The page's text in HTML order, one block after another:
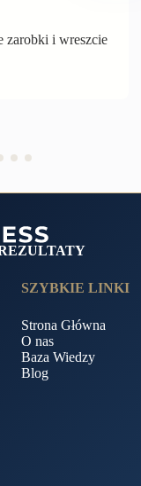
zarobki i wreszcie
SZYBKIE LINKI
Strona Główna
O nas
Baza Wiedzy
Blog